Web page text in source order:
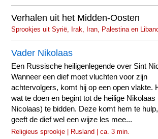
Verhalen uit het Midden-Oosten
Sprookjes uit Syrië, Irak, Iran, Palestina en
Vader Nikolaas
Een Russische heiligenlegende over Sint
Wanneer een dief moet vluchten voor zijn
achtervolgers, komt hij op een open vlakte.
wat te doen en begint tot de heilige Nikolaas
Nicolaas) te bidden. Deze komt hem te
geeft de dief wel een wijze les mee...
Religieus sprookje | Rusland | ca. 3 min.